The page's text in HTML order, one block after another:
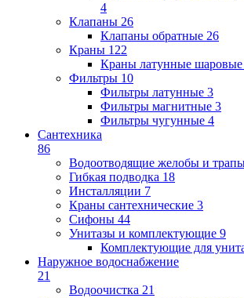
4
Клапаны 26
Клапаны обратные 26
Краны 122
Краны латунные шаровые
Фильтры 10
Фильтры латунные 3
Фильтры магнитные 3
Фильтры чугунные 4
Сантехника
86
Водоотводящие желобы и
Гибкая подводка 18
Инсталляции 7
Краны сантехнические 3
Сифоны 44
Унитазы и комплектующие 9
Комплектующие для
Наружное водоснабжение
21
Водоочистка 21